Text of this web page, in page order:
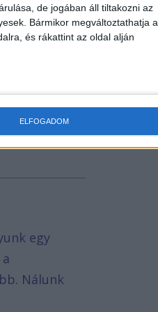
de jogában áll tiltakozni az
Bármikor megváltoztathatja a
és rákattint az oldal alján
ELFOGADOM
a
egy
Nálunk